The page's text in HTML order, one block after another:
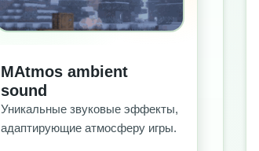
MAtmos ambient
sound
Уникальные звуковые эффекты,
адаптирующие атмосферу игры.